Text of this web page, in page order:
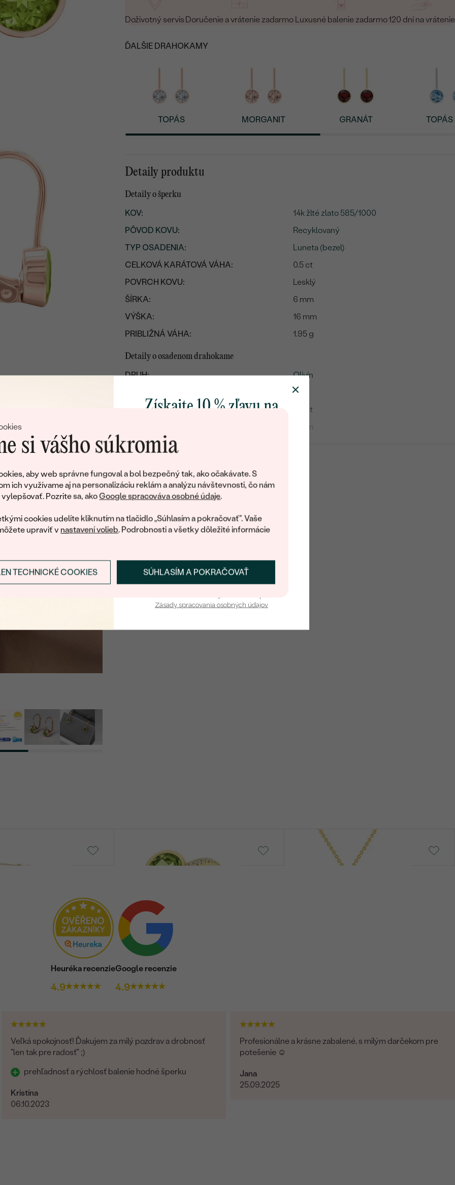
si vášho súkromia
aby web správne fungoval a bol bezpečný tak, ako očakávate. S
ich využívame aj na personalizáciu reklám a analýzu návštevnosti, čo nám
Pozrite sa, akoGoogle spracováva osobné údaje.
cookies udelíte kliknutím na tlačidlo „Súhlasím a pokračovať". Vaše
upraviť v nastavení volieb. Podrobnosti a všetky dôležité informácie
SÚHLASÍM A POKRAČOVAŤ
TECHNICKÉ COOKIES
Doživotný servis Doručenie a vrátenie zadarmo Luxusné balenie zadarmo120 dní na vrátenie
ĎALŠIE DRAHOKAMY
TOPÁS MORGANIT GRANÁT TOPÁS
Detaily produktu
Detaily o šperku
KOV:
14k žlté zlato 585/1000
PÔVOD KOVU:
Recyklovaný
TYP OSADENIA:
Luneta (bezel)
CELKOVÁ KARÁTOVÁ VÁHA:
0.5 ct
POVRCH KOVU:
Lesklý
ŠÍRKA:
6 mm
VÝŠKA:
16 mm
PRIBLIŽNÁ VÁHA:
1.95 g
Detaily o osadenom drahokame
DRUH:
Olivín
2
KARÁTOVÁ VÁHA:
0.5 ct
5 mm
ČISTOTA:
TVAR:
PÔVOD:
od € 1 189
Heuréka recenzie
4.9
Google recenzie
4.9
Veľká spokojnosť! Ďakujem za milý pozdrav a drobnosť
"len tak pre radosť" ;)
prehľadnosť a rýchlosť balenie hodné šperku
Kristína
06.10.2023
Profesionálne a krásne zabalené, s milým darčekom pre
potešenie ☺️
Jana
25.09.2025
Získajte 10 % zľavu na
poctivo vyrábaných šperkov Eppi.
Ako darček na privítanie vám
obratom pošleme zľavový kód na
Prihlásiť sa a získať zľavu
Zásady spracovania osobných údajov